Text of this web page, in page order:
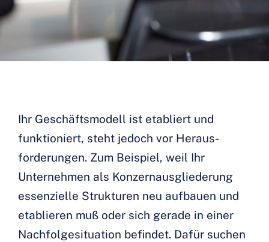
Ihr Geschäftsmodell ist etabliert und
funktioniert, steht jedoch vor Heraus­
forderungen. Zum Beispiel, weil Ihr
Unternehmen als Konzern­ausgliederung
essenzielle Strukturen neu aufbauen und
etablieren muß oder sich gerade in einer
Nachfolge­situation befindet. Dafür suchen